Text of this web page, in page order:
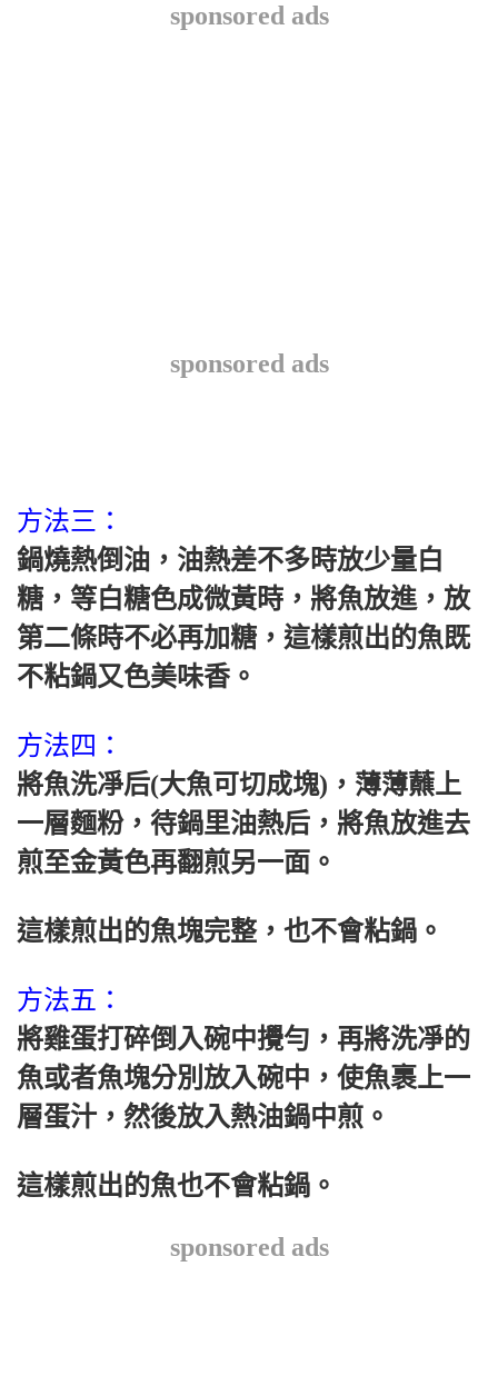
sponsored ads
sponsored ads
方法三：
鍋燒熱倒油，油熱差不多時放少量白
糖，等白糖色成微黃時，將魚放進，放
第二條時不必再加糖，這樣煎出的魚既
不粘鍋又色美味香。
方法四：
將魚洗凈后(大魚可切成塊)，薄薄蘸上
一層麵粉，待鍋里油熱后，將魚放進去
煎至金黃色再翻煎另一面。
這樣煎出的魚塊完整，也不會粘鍋。
方法五：
將雞蛋打碎倒入碗中攪勻，再將洗凈的
魚或者魚塊分別放入碗中，使魚裹上一
層蛋汁，然後放入熱油鍋中煎。
這樣煎出的魚也不會粘鍋。
sponsored ads